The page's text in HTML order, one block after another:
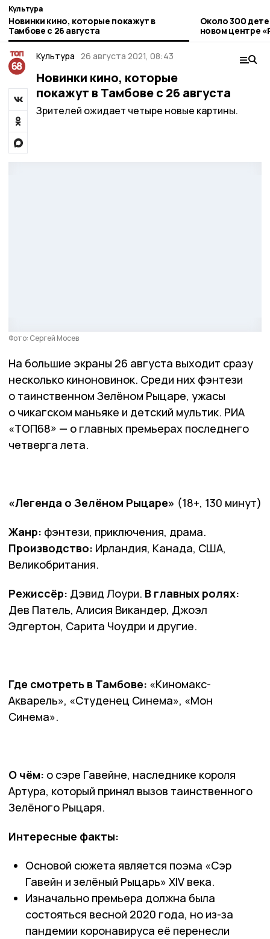
Культура
Новинки кино, которые покажут в
Тамбове с 26 августа
Около 300
новом центре
Строитель
Культура 26 августа 2021, 08:43
Новинки кино, которые
покажут в Тамбове с 26 августа
Зрителей ожидает четыре новые картины.
Фото: Сергей Мосев
На большие экраны 26 августа выходит сразу
несколько киноновинок. Среди них фэнтези
о таинственном Зелёном Рыцаре, ужасы
о чикагском маньяке и детский мультик. РИА
«ТОП68» — о главных премьерах последнего
четверга лета.
«Легенда о Зелёном Рыцаре» (18+, 130 минут)
Жанр: фэнтези, приключения, драма.
Производство: Ирландия, Канада, США,
Великобритания.
Режиссёр: Дэвид Лоури. В главных ролях:
Дев Патель, Алисия Викандер, Джоэл
Эдгертон, Сарита Чоудри и другие.
Где смотреть в Тамбове: «Киномакс-
Акварель», «Студенец Синема», «Мон
Синема».
О чём: о сэре Гавейне, наследнике короля
Артура, который принял вызов таинственного
Зелёного Рыцаря.
Интересные факты:
Основой сюжета является поэма «Сэр
Гавейн и зелёный Рыцарь» XIV века.
Изначально премьера должна была
состояться весной 2020 года, но из-за
пандемии коронавируса её перенесли